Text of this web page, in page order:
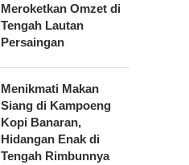
Meroketkan Omzet di
Tengah Lautan
Persaingan
Menikmati Makan
Siang di Kampoeng
Kopi Banaran,
Hidangan Enak di
Tengah Rimbunnya